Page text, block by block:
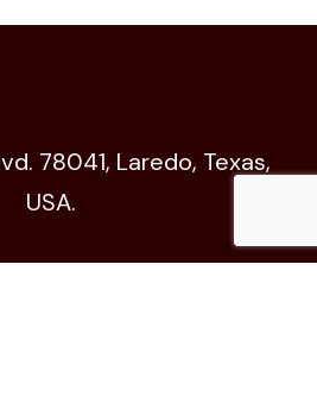
78041, Laredo, Texas,
USA.